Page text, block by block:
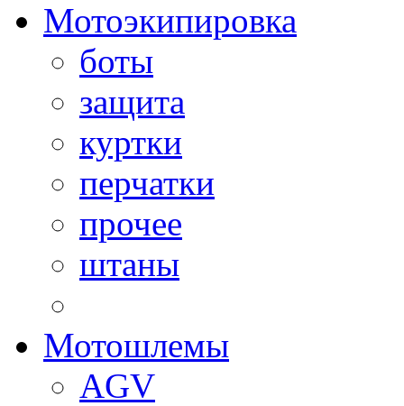
Мотоэкипировка
боты
защита
куртки
перчатки
прочее
штаны
Мотошлемы
AGV